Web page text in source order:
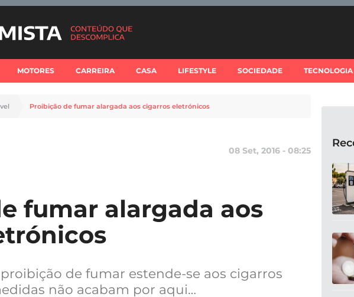
MOTORES CARREIRA CASA LIFESTYLE SOCIEDADE TECNOLOGIA
Proibição de fumar alargada aos cigarros eletrónicos
08 Set, 2016 - 08:25
fumar alargada aos
proibição de fumar estende-se aos cigarros
não acabam por aqui…